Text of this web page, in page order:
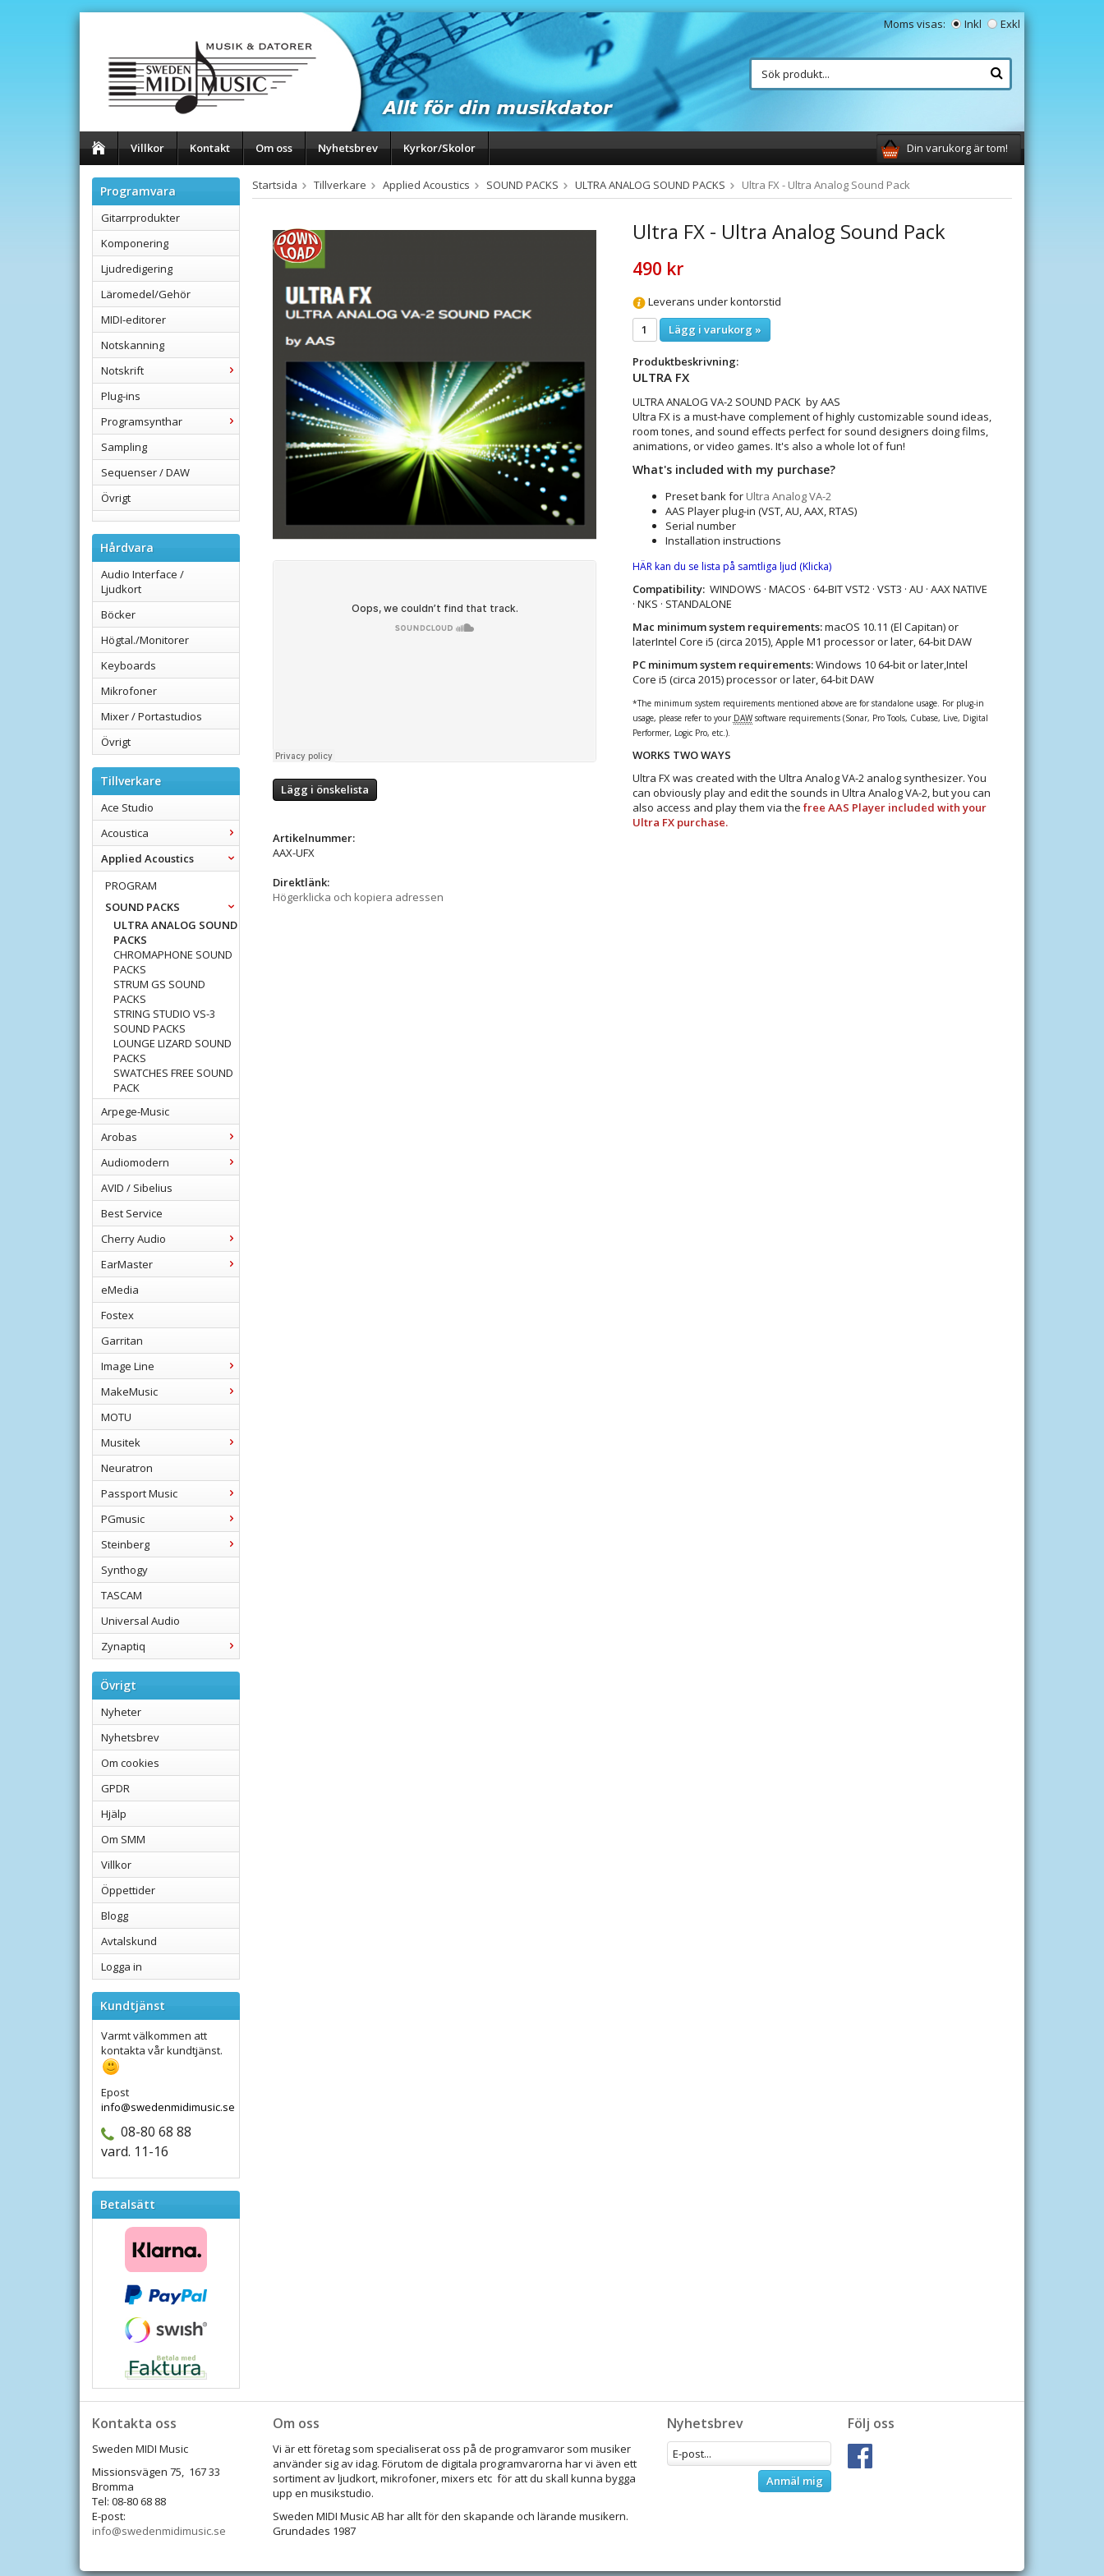
Moms visas: Inkl Exkl
Villkor Kontakt Om oss Nyhetsbrev Kyrkor/Skolor Din varukorg är tom!
Programvara
Gitarrprodukter
Komponering
Ljudredigering
Läromedel/Gehör
MIDI-editorer
Notskanning
Notskrift
Plug-ins
Programsynthar
Sampling
Sequenser / DAW
Övrigt
Hårdvara
Audio Interface /
Ljudkort
Böcker
Högtal./Monitorer
Keyboards
Mikrofoner
Mixer / Portastudios
Övrigt
Tillverkare
Ace Studio
Acoustica
Applied Acoustics
PROGRAM
SOUND PACKS
ULTRA ANALOG SOUND
PACKS
CHROMAPHONE SOUND
PACKS
STRUM GS SOUND
PACKS
STRING STUDIO VS-3
SOUND PACKS
LOUNGE LIZARD SOUND
PACKS
SWATCHES FREE SOUND
PACK
Arpege-Music
Arobas
Audiomodern
AVID / Sibelius
Best Service
Cherry Audio
EarMaster
eMedia
Fostex
Garritan
Image Line
MakeMusic
MOTU
Musitek
Neuratron
Passport Music
PGmusic
Steinberg
Synthogy
TASCAM
Universal Audio
Zynaptiq
Övrigt
Nyheter
Nyhetsbrev
Om cookies
GPDR
Hjälp
Om SMM
Villkor
Öppettider
Blogg
Avtalskund
Logga in
Kundtjänst
Varmt välkommen att
kontakta vår kundtjänst.
Epost
info@swedenmidimusic.se
08-80 68 88
vard. 11-16
Betalsätt
Startsida Tillverkare Applied Acoustics SOUND PACKS ULTRA ANALOG SOUND PACKS Ultra FX - Ultra Analog Sound Pack
Ultra FX - Ultra Analog Sound Pack
490 kr
Leverans under kontorstid
Lägg i varukorg »
Produktbeskrivning:
ULTRA FX
ULTRA ANALOG VA-2 SOUND PACK by AAS
Ultra FX is a must-have complement of highly customizable sound ideas,
room tones, and sound effects perfect for sound designers doing films,
animations, or video games. It's also a whole lot of fun!
What's included with my purchase?
Preset bank for Ultra Analog VA-2
AAS Player plug-in (VST, AU, AAX, RTAS)
Serial number
Installation instructions
HÄR kan du se lista på samtliga ljud (Klicka)
Compatibility:WINDOWS · MACOS · 64-BIT VST2 · VST3 · AU · AAX NATIVE
· NKS · STANDALONE
Mac minimum system requirements:macOS 10.11 (El Capitan) or
laterIntel Core i5 (circa 2015), Apple M1 processor or later, 64-bit DAW
PC minimum system requirements:Windows 10 64‑bit or later,Intel
Core i5 (circa 2015) processor or later, 64-bit DAW
*The minimum system requirements mentioned above are for standalone usage. For plug-in
usage, please refer to your DAWsoftware requirements (Sonar, Pro Tools, Cubase, Live, Digital
Performer, Logic Pro, etc.).
WORKS TWO WAYS
Ultra FX was created with the Ultra Analog VA-2 analog synthesizer. You
can obviously play and edit the sounds in Ultra Analog VA-2, but you can
also access and play them via the free AAS Player included with your
Ultra FX purchase.​
Lägg i önskelista
Artikelnummer:
AAX-UFX
Direktlänk:
Högerklicka och kopiera adressen
Kontakta oss
Sweden MIDI Music
Missionsvägen 75, 167 33
Bromma
Tel: 08-80 68 88
E-post:
info@swedenmidimusic.se
Följ oss
Nyhetsbrev
Anmäl mig
Om oss
Vi är ett företag som specialiserat oss på de programvaror som musiker
använder sig av idag. Förutom de digitala programvarorna har vi även ett
sortiment av ljudkort, mikrofoner, mixers etc för att du skall kunna bygga
upp en musikstudio.
Sweden MIDI Music AB har allt för den skapande och lärande musikern.
Grundades 1987